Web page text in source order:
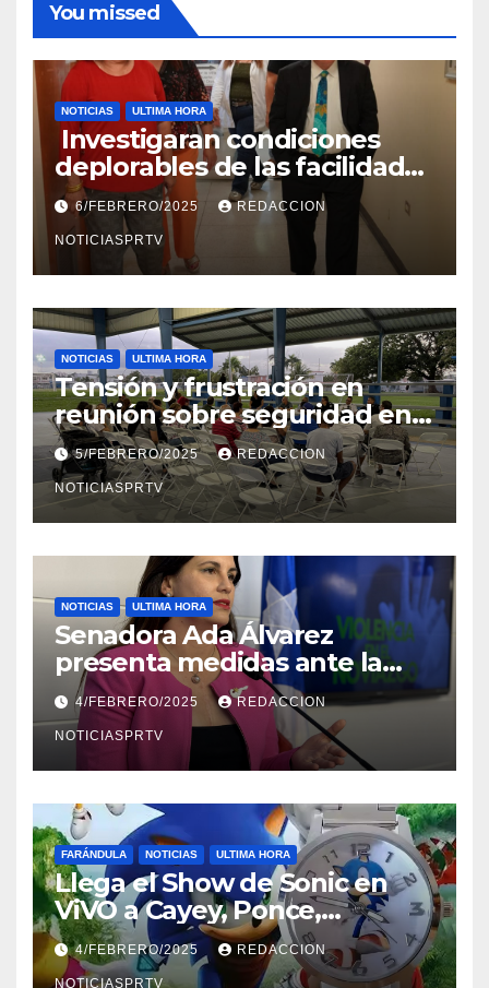
You missed
NOTICIAS ULTIMA HORA
Investigaran condiciones
deplorables de las facilidades
el Departamento de la Salud
en Mayagüez
6/FEBRERO/2025 REDACCION
NOTICIASPRTV
NOTICIAS ULTIMA HORA
Tensión y frustración en
reunión sobre seguridad en
Reparto Metropolitano
5/FEBRERO/2025 REDACCION
NOTICIASPRTV
NOTICIAS ULTIMA HORA
Senadora Ada Álvarez
presenta medidas ante la
violencia en el noviazgo
4/FEBRERO/2025 REDACCION
NOTICIASPRTV
FARÁNDULA NOTICIAS ULTIMA HORA
Llega el Show de Sonic en
ViVO a Cayey, Ponce,
Barceloneta y Humacao,
Relojes gratis para el que
4/FEBRERO/2025 REDACCION
NOTICIASPRTV